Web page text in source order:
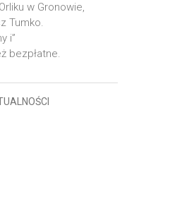
w Gronowie,
Tumko.
i”
bezpłatne.